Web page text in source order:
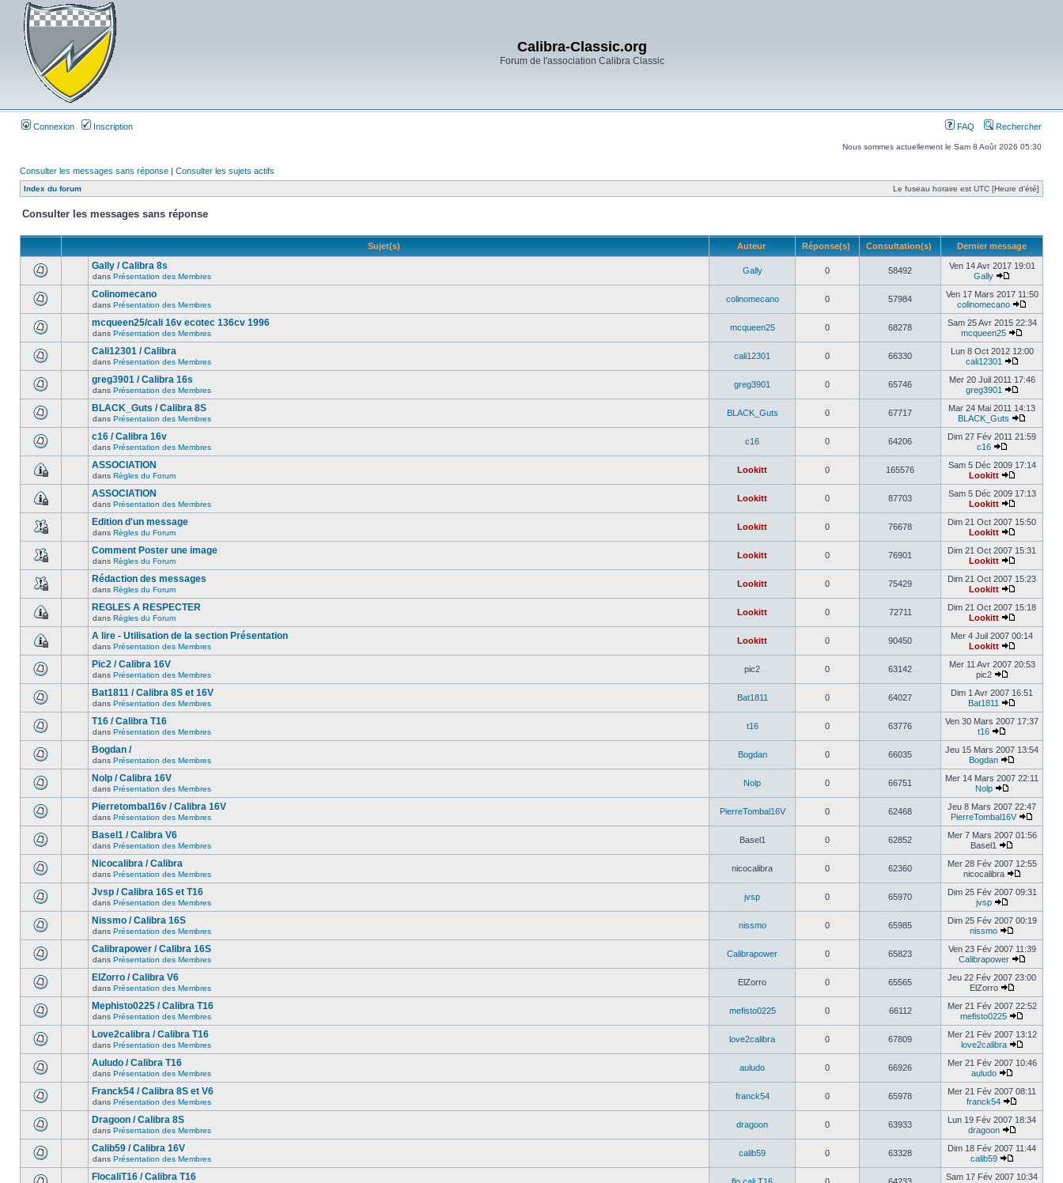
Calibra-Classic.org
Forum de l'association Calibra Classic
Connexion Inscription FAQ Rechercher
Nous sommes actuellement le Sam 8 Août 2026 05:30
Consulter les messages sans réponse | Consulter les sujets actifs
Index du forum Le fuseau horaire est UTC [Heure d’été]
Consulter les messages sans réponse
Sujet(s) Auteur Réponse(s) Consultation(s) Dernier message
Gally / Calibra 8s
dans Présentation des Membres
Gally 0 58492
Ven 14 Avr 2017 19:01
Gally
Colinomecano
dans Présentation des Membres
colinomecano 0 57984
Ven 17 Mars 2017 11:50
colinomecano
mcqueen25/cali 16v ecotec 136cv 1996
dans Présentation des Membres
mcqueen25 0 68278
Sam 25 Avr 2015 22:34
mcqueen25
Cali12301 / Calibra
dans Présentation des Membres
cali12301 0 66330
Lun 8 Oct 2012 12:00
cali12301
greg3901 / Calibra 16s
dans Présentation des Membres
greg3901 0 65746
Mer 20 Juil 2011 17:46
greg3901
BLACK_Guts / Calibra 8S
dans Présentation des Membres
BLACK_Guts 0 67717
Mar 24 Mai 2011 14:13
BLACK_Guts
c16 / Calibra 16v
dans Présentation des Membres
c16 0 64206
Dim 27 Fév 2011 21:59
c16
ASSOCIATION
dans Règles du Forum
Lookitt 0 165576
Sam 5 Déc 2009 17:14
Lookitt
ASSOCIATION
dans Présentation des Membres
Lookitt 0 87703
Sam 5 Déc 2009 17:13
Lookitt
Edition d'un message
dans Règles du Forum
Lookitt 0 76678
Dim 21 Oct 2007 15:50
Lookitt
Comment Poster une image
dans Règles du Forum
Lookitt 0 76901
Dim 21 Oct 2007 15:31
Lookitt
Rédaction des messages
dans Règles du Forum
Lookitt 0 75429
Dim 21 Oct 2007 15:23
Lookitt
REGLES A RESPECTER
dans Règles du Forum
Lookitt 0 72711
Dim 21 Oct 2007 15:18
Lookitt
A lire - Utilisation de la section Présentation
dans Présentation des Membres
Lookitt 0 90450
Mer 4 Juil 2007 00:14
Lookitt
Pic2 / Calibra 16V
dans Présentation des Membres
pic2 0 63142
Mer 11 Avr 2007 20:53
pic2
Bat1811 / Calibra 8S et 16V
dans Présentation des Membres
Bat1811 0 64027
Dim 1 Avr 2007 16:51
Bat1811
T16 / Calibra T16
dans Présentation des Membres
t16 0 63776
Ven 30 Mars 2007 17:37
t16
Bogdan /
dans Présentation des Membres
Bogdan 0 66035
Jeu 15 Mars 2007 13:54
Bogdan
Nolp / Calibra 16V
dans Présentation des Membres
Nolp 0 66751
Mer 14 Mars 2007 22:11
Nolp
Pierretombal16v / Calibra 16V
dans Présentation des Membres
PierreTombal16V 0 62468
Jeu 8 Mars 2007 22:47
PierreTombal16V
Basel1 / Calibra V6
dans Présentation des Membres
Basel1 0 62852
Mer 7 Mars 2007 01:56
Basel1
Nicocalibra / Calibra
dans Présentation des Membres
nicocalibra 0 62360
Mer 28 Fév 2007 12:55
nicocalibra
Jvsp / Calibra 16S et T16
dans Présentation des Membres
jvsp 0 65970
Dim 25 Fév 2007 09:31
jvsp
Nissmo / Calibra 16S
dans Présentation des Membres
nissmo 0 65985
Dim 25 Fév 2007 00:19
nissmo
Calibrapower / Calibra 16S
dans Présentation des Membres
Calibrapower 0 65823
Ven 23 Fév 2007 11:39
Calibrapower
ElZorro / Calibra V6
dans Présentation des Membres
ElZorro 0 65565
Jeu 22 Fév 2007 23:00
ElZorro
Mephisto0225 / Calibra T16
dans Présentation des Membres
mefisto0225 0 66112
Mer 21 Fév 2007 22:52
mefisto0225
Love2calibra / Calibra T16
dans Présentation des Membres
love2calibra 0 67809
Mer 21 Fév 2007 13:12
love2calibra
Auludo / Calibra T16
dans Présentation des Membres
auludo 0 66926
Mer 21 Fév 2007 10:46
auludo
Franck54 / Calibra 8S et V6
dans Présentation des Membres
franck54 0 65978
Mer 21 Fév 2007 08:11
franck54
Dragoon / Calibra 8S
dans Présentation des Membres
dragoon 0 63933
Lun 19 Fév 2007 18:34
dragoon
Calib59 / Calibra 16V
dans Présentation des Membres
calib59 0 63328
Dim 18 Fév 2007 11:44
calib59
FlocaliT16 / Calibra T16
Sam 17 Fév 2007 10:34